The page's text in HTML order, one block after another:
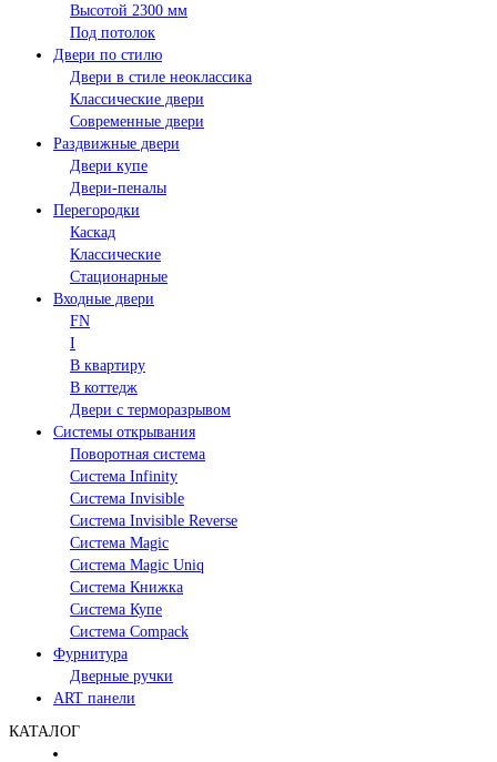
Высотой 2300 мм
Под потолок
Двери по стилю
Двери в стиле неоклассика
Классические двери
Современные двери
Раздвижные двери
Двери купе
Двери-пеналы
Перегородки
Каскад
Классические
Стационарные
Входные двери
FN
I
В квартиру
В коттедж
Двери с терморазрывом
Системы открывания
Поворотная система
Система Infinity
Система Invisible
Система Invisible Reverse
Система Magic
Система Magic Uniq
Система Книжка
Система Купе
Система Compack
Фурнитура
Дверные ручки
ART панели
КАТАЛОГ